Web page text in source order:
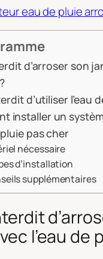
d’arroser son
d’utiliser l’eau
installer un
pluie pas cher
nécessaire
d’installation
supplémentaires
l’eau de